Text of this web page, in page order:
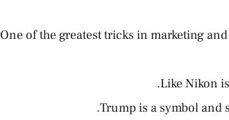
One of the greatest tricks in marketing
Like Nikon
Trump is a symbol and